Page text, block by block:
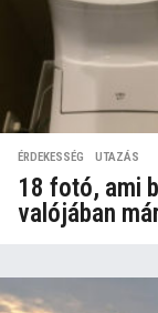
ÉRDEKESSÉG ,UTAZÁS
18 fotó, ami
valójában